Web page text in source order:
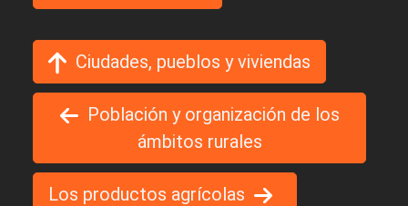
Ciudades, pueblos y viviendas
Población y organización de los
ámbitos rurales
Los productos agrícolas